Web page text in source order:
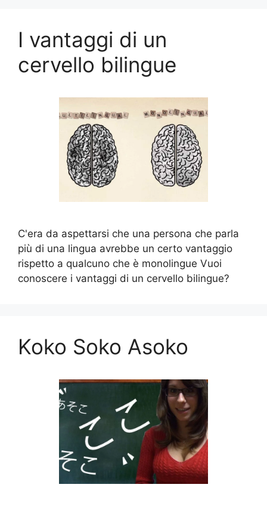
I vantaggi di un
cervello bilingue
C'era da aspettarsi che una persona che parla
più di una lingua avrebbe un certo vantaggio
rispetto a qualcuno che è monolingue Vuoi
conoscere i vantaggi di un cervello bilingue?
Koko Soko Asoko